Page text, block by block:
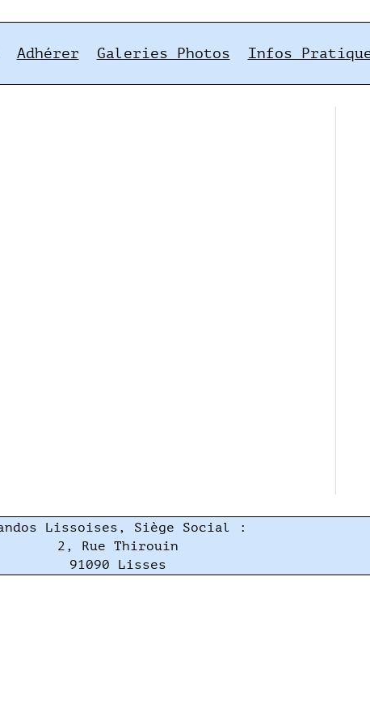
Adhérer Galeries Photos Infos
Lissoises, Siège Social :
2, Rue Thirouin
91090 Lisses